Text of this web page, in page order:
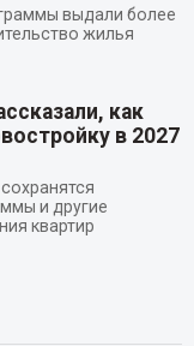
выдали более
жилья
как
в 2027
и другие
квартир